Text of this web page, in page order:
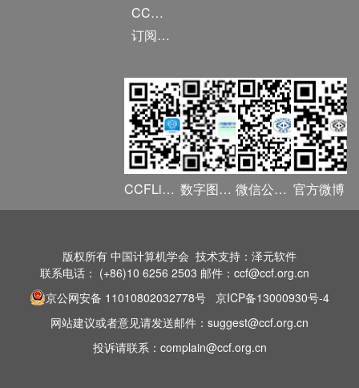
CCF DL Focus
订阅《计算》
CCFLink APP 数字图书馆 微信公众号 官方微博
版权所有 中国计算机学会 技术支持：泽元软件
联系电话： (+86)10 6256 2503 邮件：ccf@ccf.org.cn
京公网安备 11010802032778号 京ICP备13000930号-4
网站建议或者意见请发送邮件：suggest@ccf.org.cn
投诉请联系：complain@ccf.org.cn